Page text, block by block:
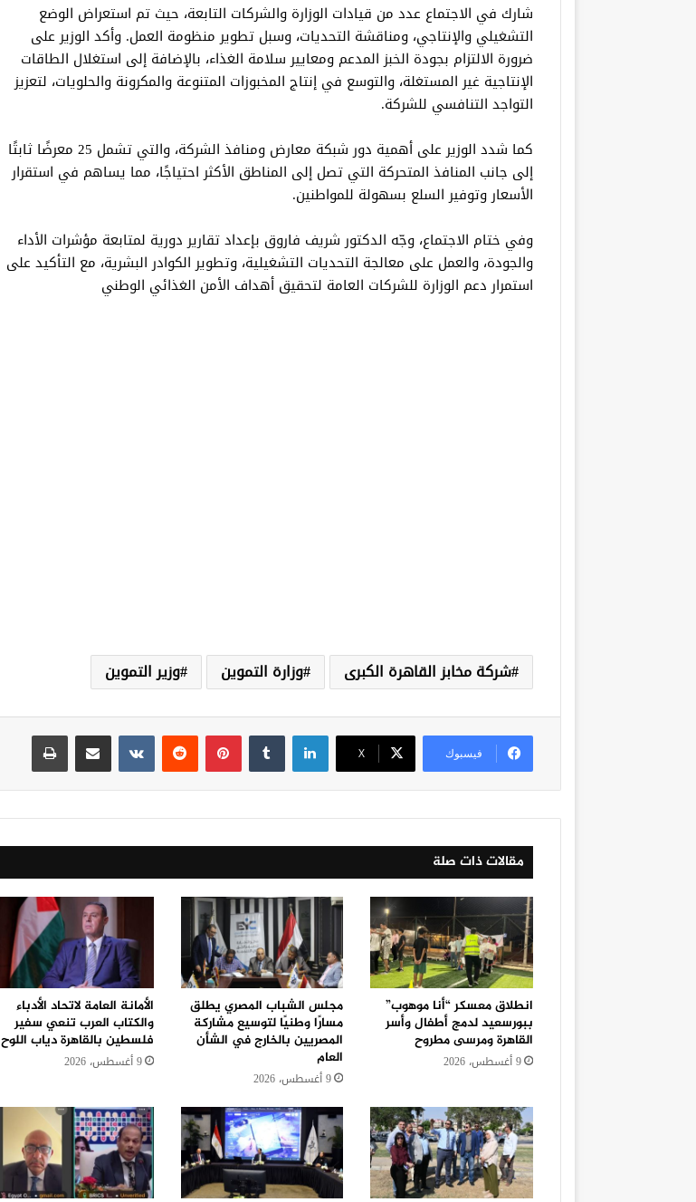
شارك في الاجتماع عدد من قيادات الوزارة والشركات التابعة، حيث تم استعراض الوضع
التشغيلي والإنتاجي، ومناقشة التحديات، وسبل تطوير منظومة العمل. وأكد الوزير على
ضرورة الالتزام بجودة الخبز المدعم ومعايير سلامة الغذاء، بالإضافة إلى استغلال الطاقات
الإنتاجية غير المستغلة، والتوسع في إنتاج المخبوزات المتنوعة والمكرونة والحلويات، لتعزيز
التواجد التنافسي للشركة.
كما شدد الوزير على أهمية دور شبكة معارض ومنافذ الشركة، والتي تشمل 25 معرضًا ثابتًا
إلى جانب المنافذ المتحركة التي تصل إلى المناطق الأكثر احتياجًا، مما يساهم في استقرار
الأسعار وتوفير السلع بسهولة للمواطنين.
وفي ختام الاجتماع، وجّه الدكتور شريف فاروق بإعداد تقارير دورية لمتابعة مؤشرات الأداء
والجودة، والعمل على معالجة التحديات التشغيلية، وتطوير الكوادر البشرية، مع التأكيد على
استمرار دعم الوزارة للشركات العامة لتحقيق أهداف الأمن الغذائي الوطني
شركة مخابز القاهرة الكبرى وزارة التموين وزير التموين
فيسبوك ‫X
لينكدإن بينتيريست
مقالات ذات صلة
انطلاق معسكر “أنا موهوب”
ببورسعيد لدمج أطفال وأسر
القاهرة ومرسى مطروح
9 أغسطس، 2026
مجلس الشباب المصري يطلق
مسارًا وطنيًا لتوسيع مشاركة
المصريين بالخارج في الشأن
العام
9 أغسطس، 2026
الأمانة العامة لاتحاد الأدباء
والكتاب العرب تنعي سفير
فلسطين بالقاهرة دياب اللوح
9 أغسطس، 2026